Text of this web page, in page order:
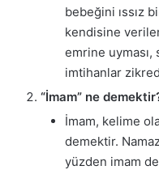
bebeğini ıssız
kendisine
emrine uyması,
imtihanlar
“İmam” ne
İmam, kelime
demektir.
yüzden imam